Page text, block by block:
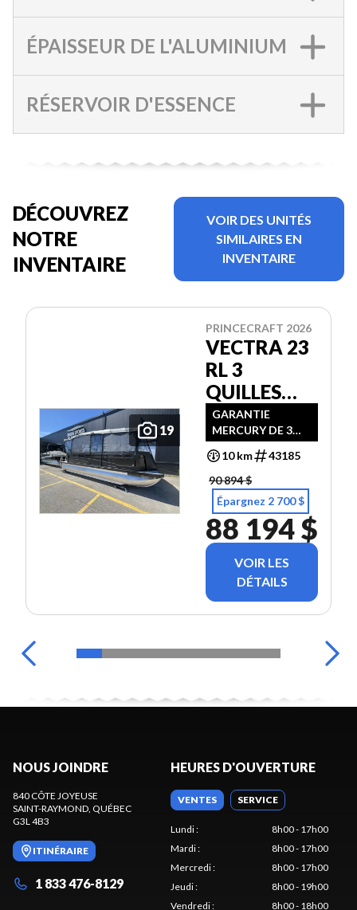
ÉPAISSEUR DE L'ALUMINIUM
RÉSERVOIR D'ESSENCE
DÉCOUVREZ
NOTRE
INVENTAIRE
VOIR DES UNITÉS
SIMILAIRES EN
INVENTAIRE
19
PRINCECRAFT 2026
VECTRA 23
RL 3
QUILLES
150 HP PRO
XS ET TOIT
CAMPEUR
GARANTIE
MERCURY DE 3
ANS
10 km
43185
90 894 $
Épargnez 2 700 $
88 194 $
VOIR LES
DÉTAILS
NOUS JOINDRE
840 CÔTE JOYEUSE
SAINT-RAYMOND , QUÉBEC
G3L 4B3
ITINÉRAIRE
1 833 476-8129
HEURES D'OUVERTURE
VENTES SERVICE
Lundi:
8h00 - 17h00
Mardi:
8h00 - 17h00
Mercredi:
8h00 - 17h00
Jeudi:
8h00 - 19h00
Vendredi: 8h00 - 18h00